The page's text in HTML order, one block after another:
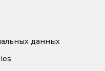
данных